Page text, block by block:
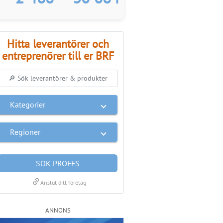
Hitta leverantörer och
entreprenörer till er BRF
Kategorier
Regioner
SÖK PROFFS
linkAnslut ditt företag
ANNONS